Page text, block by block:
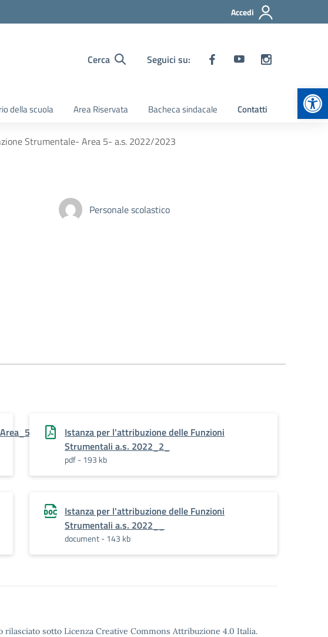
Accedi
Cerca Seguici su:
della scuola Area Riservata Bacheca sindacale Contatti
Strumentale- Area 5- a.s. 2022/2023
Personale scolastico
Istanza per l'attribuzione delle Funzioni
Strumentali a.s. 2022_2_
pdf - 193 kb
Istanza per l'attribuzione delle Funzioni
Strumentali a.s. 2022__
document - 143 kb
sotto Licenza Creative Commons Attribuzione 4.0 Italia.